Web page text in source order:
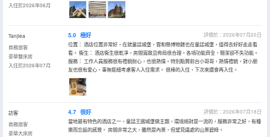
入住於2026年06月
Tanjiea
商務旅客
豪華雙床房
入住於2026年07月
5.0 極好
評價於：2026年07月20日
位置： 酒店位置非常好，在就童話城堡，雲和縣博物館也在童話城堡，值得去好好走走看
看。 衞生： 酒店衞生很乾凈，房間寬敞且佈局很合理。各項功能齊全，簡潔卻不失功能。
服務： 工作人員服務很有禮貌耐心，也很熱情。特別點贊前台小哥哥，熱情禮貌，對小朋
友也很有愛心，事無鉅細考慮客人入住需求。 很棒的入住，下次來還會再入住。
訪客
商務旅客
豪華大床房
4.7 很好
評價於：2026年07月18日
當地最有特色的酒店之一，童話王國城堡做主題，環境絕對是一流的，服務非常之好，有種
樂而忘返的感覺。 房間非常之大，雖然是內景，但望見遠處的山景碧綠。